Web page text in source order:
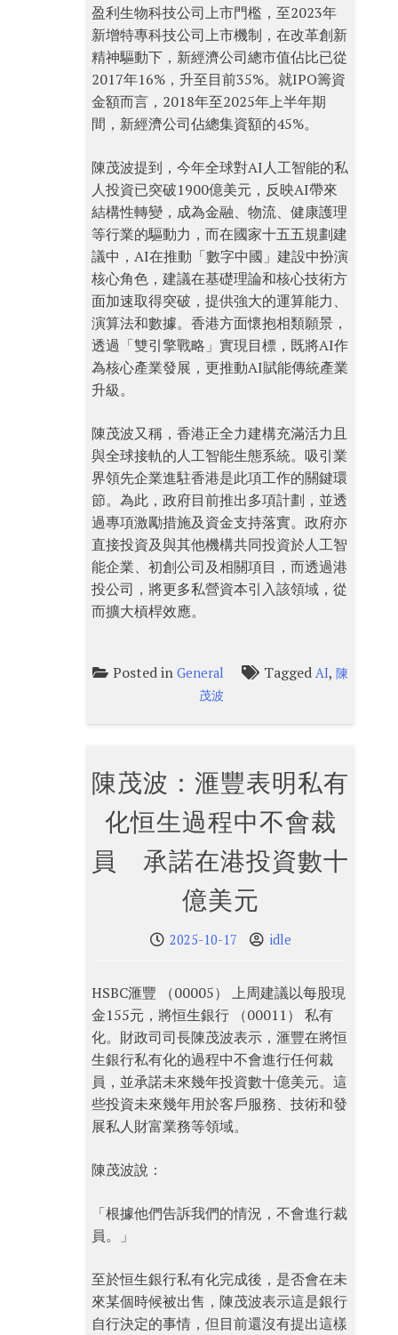
盈利生物科技公司上市門檻，至2023年
新增特專科技公司上市機制，在改革創新
精神驅動下，新經濟公司總市值佔比已從
2017年16%，升至目前35%。就IPO籌資
金額而言，2018年至2025年上半年期
間，新經濟公司佔總集資額的45%。
陳茂波提到，今年全球對AI人工智能的私
人投資已突破1900億美元，反映AI帶來
結構性轉變，成為金融、物流、健康護理
等行業的驅動力，而在國家十五五規劃建
議中，AI在推動「數字中國」建設中扮演
核心角色，建議在基礎理論和核心技術方
面加速取得突破，提供強大的運算能力、
演算法和數據。香港方面懷抱相類願景，
透過「雙引擎戰略」實現目標，既將AI作
為核心產業發展，更推動AI賦能傳統產業
升級。
陳茂波又稱，香港正全力建構充滿活力且
與全球接軌的人工智能生態系統。吸引業
界領先企業進駐香港是此項工作的關鍵環
節。為此，政府目前推出多項計劃，並透
過專項激勵措施及資金支持落實。政府亦
直接投資及與其他機構共同投資於人工智
能企業、初創公司及相關項目，而透過港
投公司，將更多私營資本引入該領域，從
而擴大槓桿效應。
Posted inGeneral TaggedAI,陳
茂波
陳茂波：滙豐表明私有
化恒生過程中不會裁
員 承諾在港投資數十
億美元
2025-10-17 idle
HSBC滙豐 （00005） 上周建議以每股現
金155元，將恒生銀行 （00011） 私有
化。財政司司長陳茂波表示，滙豐在將恒
生銀行私有化的過程中不會進行任何裁
員，並承諾未來幾年投資數十億美元。這
些投資未來幾年用於客戶服務、技術和發
展私人財富業務等領域。
陳茂波說：
「根據他們告訴我們的情況，不會進行裁
員。」
至於恒生銀行私有化完成後，是否會在未
來某個時候被出售，陳茂波表示這是銀行
自行決定的事情，但目前還沒有提出這樣